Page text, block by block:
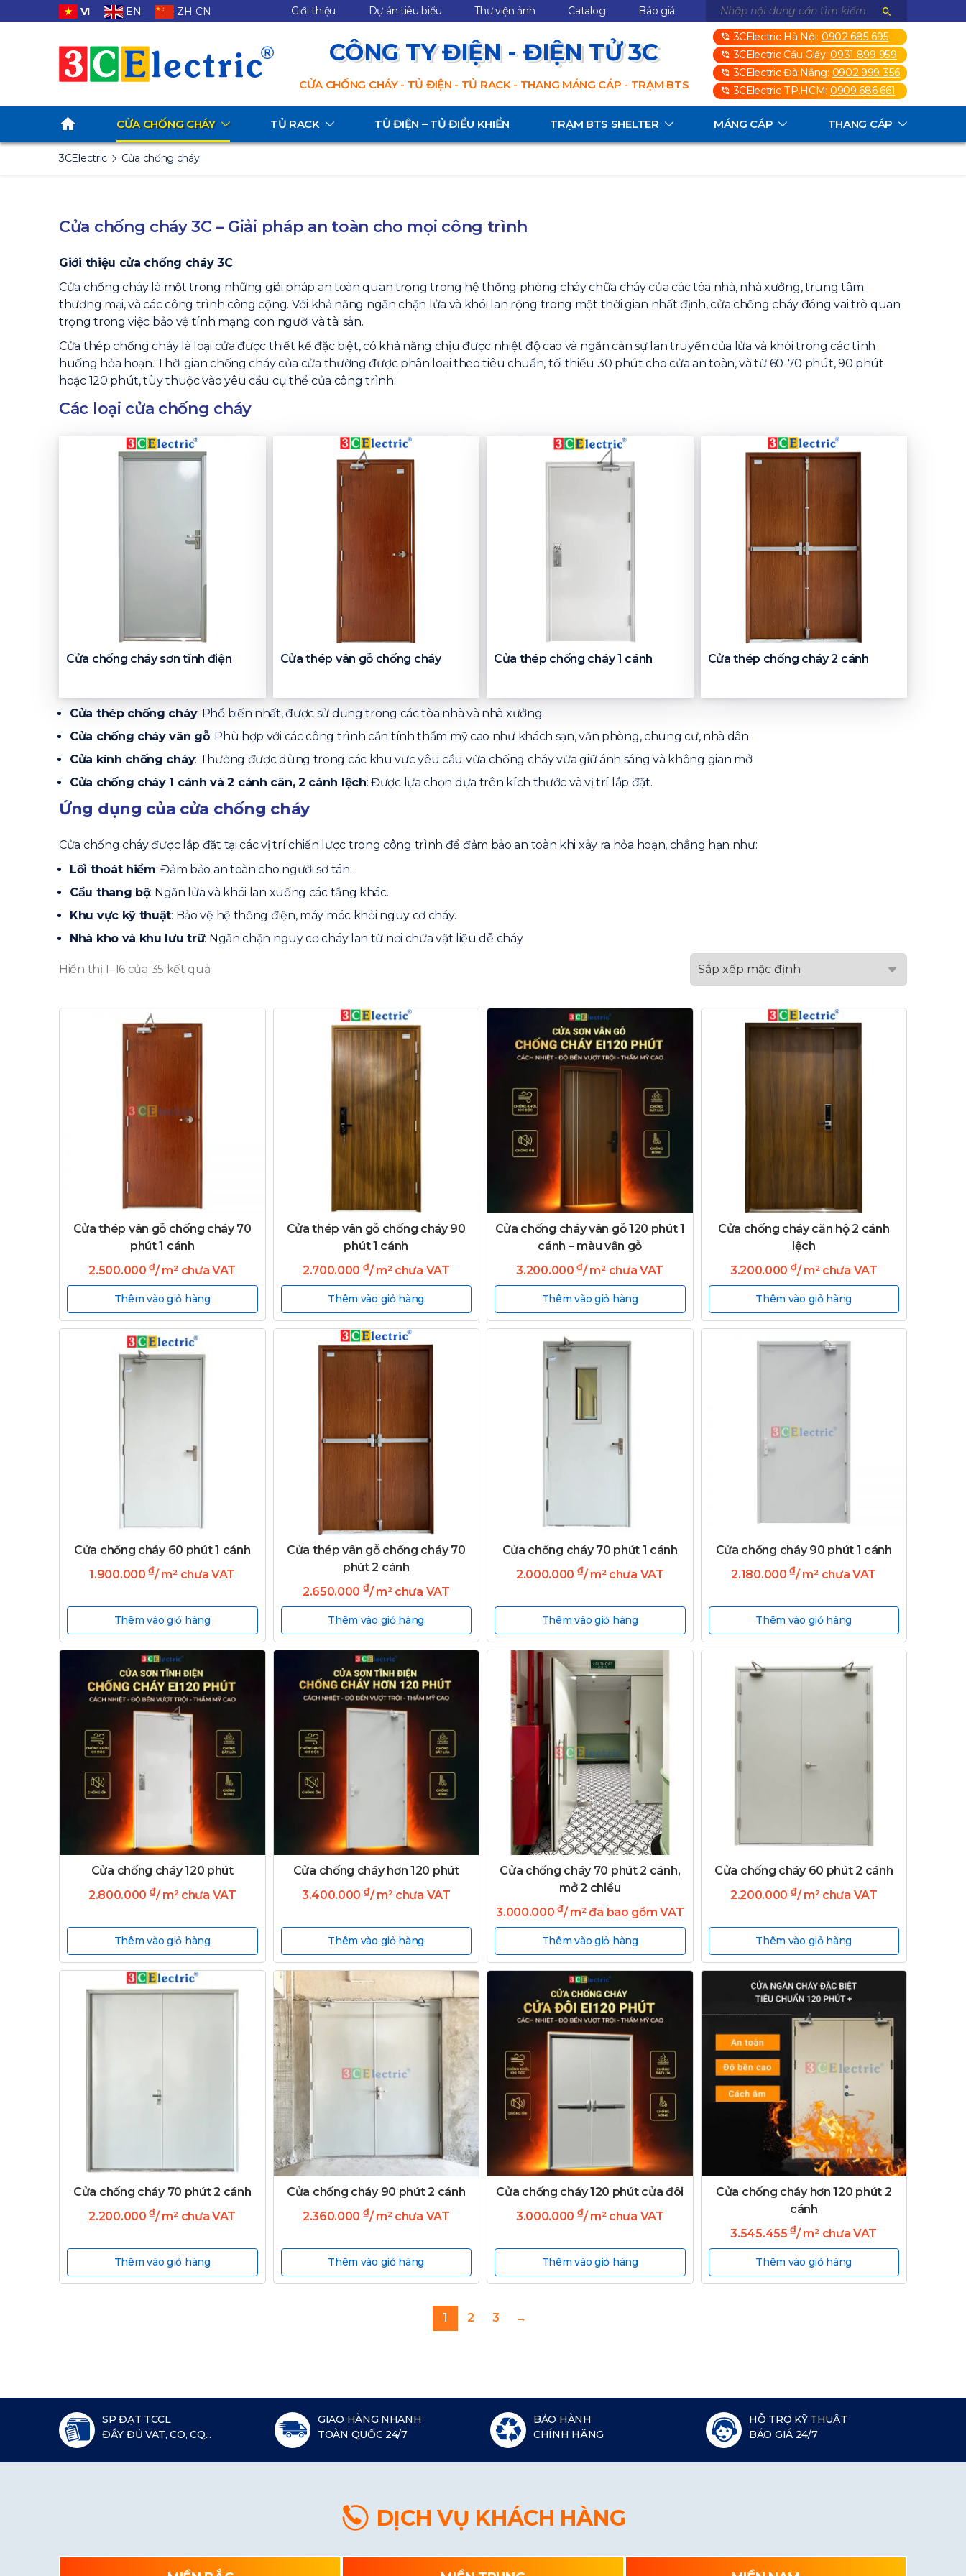
VI EN ZH-CN Giới thiệu Dự án tiêu biểu Thư viện ảnh Catalog Báo giá
CÔNG TY ĐIỆN - ĐIỆN TỬ 3C
CỬA CHỐNG CHÁY - TỦ ĐIỆN - TỦ RACK - THANG MÁNG CÁP - TRẠM BTS
3CElectric Hà Nội: 0902 685 695
3CElectric Cầu Giấy:0931 899 959
3CElectric Đà Nẵng: 0902 999 356
3CElectric TP.HCM: 0909 686 661
CỬA CHỐNG CHÁY TỦ RACK TỦ ĐIỆN – TỦ ĐIỀU KHIỂN TRẠM BTS SHELTER MÁNG CÁP THANG CÁP
3CElectric Cửa chống cháy
Cửa chống cháy 3C – Giải pháp an toàn cho mọi công trình
Giới thiệu cửa chống cháy 3C
Cửa chống cháy là một trong những giải pháp an toàn quan trọng trong hệ thống phòng cháy chữa cháy của các tòa nhà, nhà xưởng, trung tâm
thương mại, và các công trình công cộng. Với khả năng ngăn chặn lửa và khói lan rộng trong một thời gian nhất định, cửa chống cháy đóng vai trò quan
trọng trong việc bảo vệ tính mạng con người và tài sản.
Cửa thép chống cháy là loại cửa được thiết kế đặc biệt, có khả năng chịu được nhiệt độ cao và ngăn cản sự lan truyền của lửa và khói trong các tình
huống hỏa hoạn. Thời gian chống cháy của cửa thường được phân loại theo tiêu chuẩn, tối thiểu 30 phút cho cửa an toàn, và từ 60-70 phút, 90 phút
hoặc 120 phút, tùy thuộc vào yêu cầu cụ thể của công trình.
Các loại cửa chống cháy
Cửa chống cháy sơn tĩnh điện Cửa thép vân gỗ chống cháy Cửa thép chống cháy 1 cánh Cửa thép chống cháy 2 cánh
Cửa thép chống cháy: Phổ biến nhất, được sử dụng trong các tòa nhà và nhà xưởng.
Cửa chống cháy vân gỗ: Phù hợp với các công trình cần tính thẩm mỹ cao như khách sạn, văn phòng, chung cư, nhà dân.
Cửa kính chống cháy: Thường được dùng trong các khu vực yêu cầu vừa chống cháy vừa giữ ánh sáng và không gian mở.
Cửa chống cháy 1 cánh và 2 cánh cân, 2 cánh lệch: Được lựa chọn dựa trên kích thước và vị trí lắp đặt.
Ứng dụng của cửa chống cháy
Cửa chống cháy được lắp đặt tại các vị trí chiến lược trong công trình để đảm bảo an toàn khi xảy ra hỏa hoạn, chẳng hạn như:
Lối thoát hiểm: Đảm bảo an toàn cho người sơ tán.
Cầu thang bộ: Ngăn lửa và khói lan xuống các tầng khác.
Khu vực kỹ thuật: Bảo vệ hệ thống điện, máy móc khỏi nguy cơ cháy.
Nhà kho và khu lưu trữ: Ngăn chặn nguy cơ cháy lan từ nơi chứa vật liệu dễ cháy.
Hiển thị 1–16 của 35 kết quả
Cửa thép vân gỗ chống cháy 70
phút 1 cánh
2.500.000₫/ m² chưa VAT
Thêm vào giỏ hàng
Cửa thép vân gỗ chống cháy 90
phút 1 cánh
2.700.000 ₫/ m² chưa VAT
Thêm vào giỏ hàng
Cửa chống cháy vân gỗ 120 phút 1
cánh – màu vân gỗ
3.200.000₫/ m² chưa VAT
Thêm vào giỏ hàng
Cửa chống cháy căn hộ 2 cánh
lệch
3.200.000 ₫/ m² chưa VAT
Thêm vào giỏ hàng
Cửa chống cháy 60 phút 1 cánh
1.900.000₫/ m² chưa VAT
Thêm vào giỏ hàng
Cửa thép vân gỗ chống cháy 70
phút 2 cánh
2.650.000 ₫/ m² chưa VAT
Thêm vào giỏ hàng
Cửa chống cháy 70 phút 1 cánh
2.000.000 ₫/ m² chưa VAT
Thêm vào giỏ hàng
Cửa chống cháy 90 phút 1 cánh
2.180.000₫/ m² chưa VAT
Thêm vào giỏ hàng
Cửa chống cháy 120 phút
2.800.000 ₫/ m² chưa VAT
Thêm vào giỏ hàng
Cửa chống cháy hơn 120 phút
3.400.000 ₫/ m² chưa VAT
Thêm vào giỏ hàng
Cửa chống cháy 70 phút 2 cánh,
mở 2 chiều
3.000.000₫/ m² đã bao gồm VAT
Thêm vào giỏ hàng
Cửa chống cháy 60 phút 2 cánh
2.200.000 ₫/ m² chưa VAT
Thêm vào giỏ hàng
Cửa chống cháy 70 phút 2 cánh
2.200.000₫/ m² chưa VAT
Thêm vào giỏ hàng
Cửa chống cháy 90 phút 2 cánh
2.360.000 ₫/ m² chưa VAT
Thêm vào giỏ hàng
Cửa chống cháy 120 phút cửa đôi
3.000.000 ₫/ m² chưa VAT
Thêm vào giỏ hàng
Cửa chống cháy hơn 120 phút 2
cánh
3.545.455₫/ m² chưa VAT
Thêm vào giỏ hàng
1 2 3 →
SP ĐẠT TCCL
ĐẦY ĐỦ VAT, CO, CQ...
GIAO HÀNG NHANH
TOÀN QUỐC 24/7
BẢO HÀNH
CHÍNH HÃNG
HỖ TRỢ KỸ THUẬT
BÁO GIÁ 24/7
DỊCH VỤ KHÁCH HÀNG